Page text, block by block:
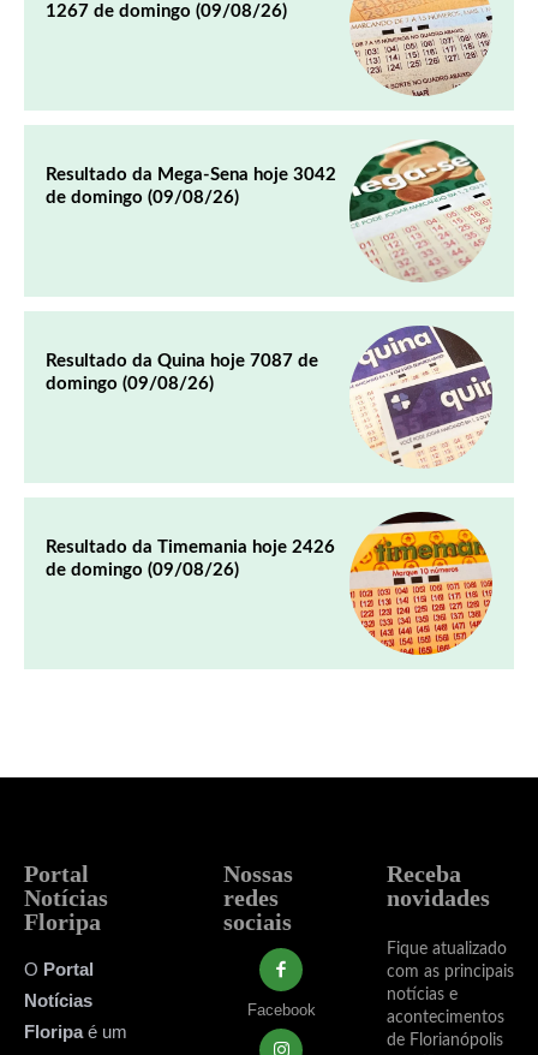
1267 de domingo (09/08/26)
Resultado da Mega-Sena hoje 3042
de domingo (09/08/26)
Resultado da Quina hoje 7087 de
domingo (09/08/26)
Resultado da Timemania hoje 2426
de domingo (09/08/26)
Portal
Notícias
Floripa
O Portal
Notícias
Floripaé um
Nossas
redes
sociais
Facebook
Receba
novidades
Fique atualizado
com as principais
notícias e
acontecimentos
de Florianópolis